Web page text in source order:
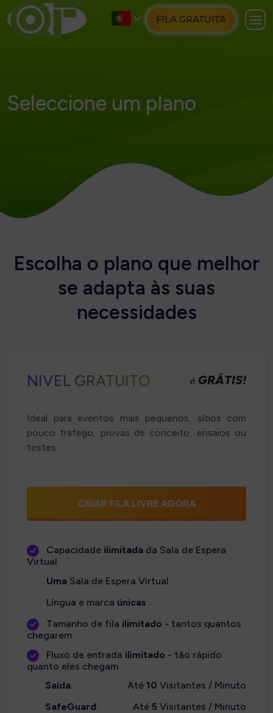
FILA GRATUITA
Seleccione um plano
Escolha o plano que melhor
se adapta às suas
necessidades
NÍVEL GRATUITO é GRÁTIS!
Ideal para eventos mais pequenos, sítios com
pouco tráfego, provas de conceito, ensaios ou
testes.
CRIAR FILA LIVRE AGORA
Capacidade ilimitada da Sala de Espera
Virtual
Uma Sala de Espera Virtual
Língua e marca únicas
Tamanho de fila ilimitado - tantos quantos
chegarem
Fluxo de entrada ilimitado - tão rápido
quanto eles chegam
Saída: Até 10 Visitantes / Minuto
SafeGuard: Até 5 Visitantes / Minuto